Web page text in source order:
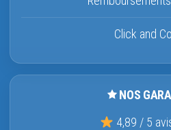
Click and
NOS
4,89 / 5